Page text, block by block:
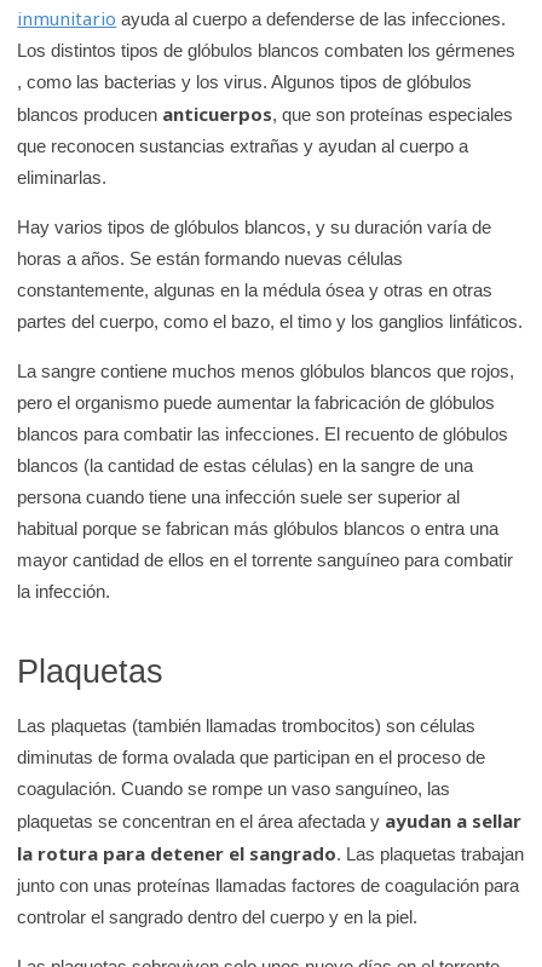
inmunitario ayuda al cuerpo a defenderse de las infecciones.
Los distintos tipos de glóbulos blancos combaten los gérmenes
, como las bacterias y los virus. Algunos tipos de glóbulos
blancos producen anticuerpos, que son proteínas especiales
que reconocen sustancias extrañas y ayudan al cuerpo a
eliminarlas.
Hay varios tipos de glóbulos blancos, y su duración varía de
horas a años. Se están formando nuevas células
constantemente, algunas en la médula ósea y otras en otras
partes del cuerpo, como el bazo, el timo y los ganglios linfáticos.
La sangre contiene muchos menos glóbulos blancos que rojos,
pero el organismo puede aumentar la fabricación de glóbulos
blancos para combatir las infecciones. El recuento de glóbulos
blancos (la cantidad de estas células) en la sangre de una
persona cuando tiene una infección suele ser superior al
habitual porque se fabrican más glóbulos blancos o entra una
mayor cantidad de ellos en el torrente sanguíneo para combatir
la infección.
Plaquetas
Las plaquetas (también llamadas trombocitos) son células
diminutas de forma ovalada que participan en el proceso de
coagulación. Cuando se rompe un vaso sanguíneo, las
plaquetas se concentran en el área afectada y ayudan a sellar
la rotura para detener el sangrado. Las plaquetas trabajan
junto con unas proteínas llamadas factores de coagulación para
controlar el sangrado dentro del cuerpo y en la piel.